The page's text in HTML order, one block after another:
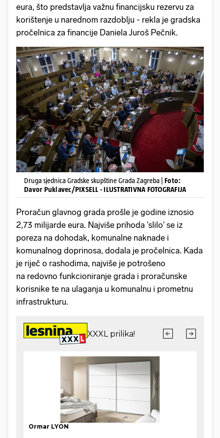
eura, što predstavlja važnu financijsku rezervu za
korištenje u narednom razdoblju - rekla je gradska
pročelnica za financije Daniela Juroš Pečnik.
Druga sjednica Gradske skupštine Grada Zagreba | Foto:
Davor Puklavec/PIXSELL - ILUSTRATIVNA FOTOGRAFIJA
Proračun glavnog grada prošle je godine iznosio
2,73 milijarde eura. Najviše prihoda 'slilo' se iz
poreza na dohodak, komunalne naknade i
komunalnog doprinosa, dodala je pročelnica. Kada
je riječ o rashodima, najviše je potrošeno
na redovno funkcioniranje grada i proračunske
korisnike te na ulaganja u komunalnu i prometnu
infrastrukturu.